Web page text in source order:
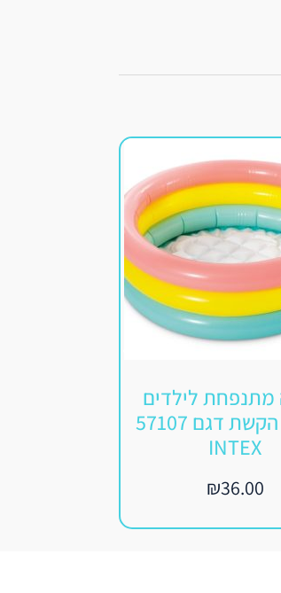
מתנפחת לילדים
בצבעי הקשת דגם 57107
INTEX
₪36.00